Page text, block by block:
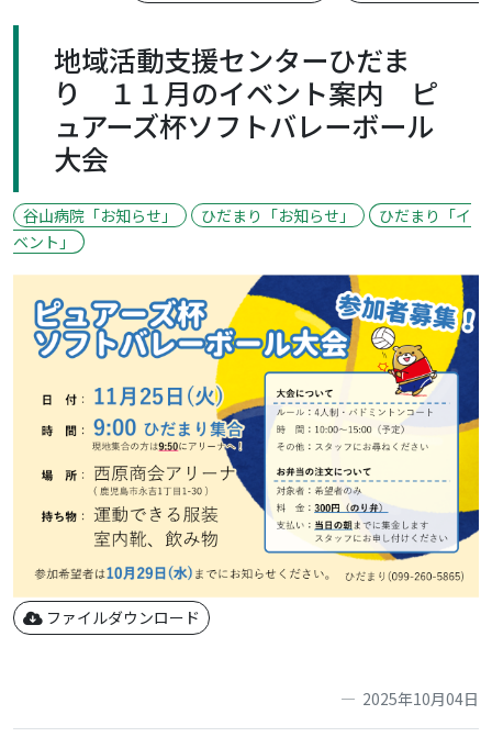
地域活動支援センターひだま
り １１月のイベント案内 ピ
ュアーズ杯ソフトバレーボール
大会
谷山病院「お知らせ」 ひだまり「お知らせ」
ひだまり「イ
ベント」
ファイルダウンロード
2025年10月04日